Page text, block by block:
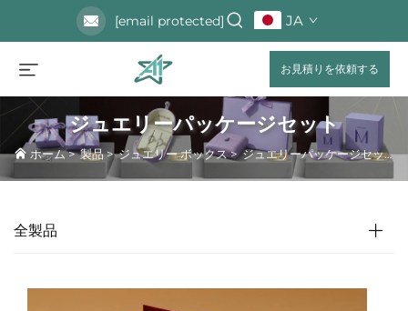
[email protected] JA
お見積りを依頼する
ジュエリーパッケージセット
ホーム>製品>ジュエリー ボックス>ジュエリーパッケージセット
全製品